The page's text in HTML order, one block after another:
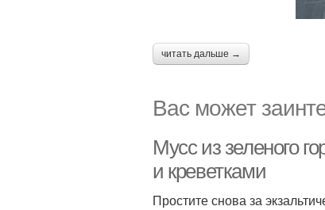
читать дальше →
Вас может
Мусс из зеленого
и креветками
Простите снова за